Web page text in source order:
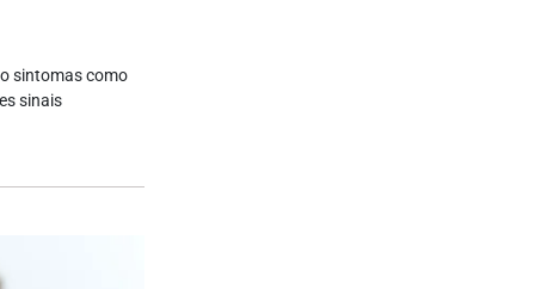
sintomas como
sinais